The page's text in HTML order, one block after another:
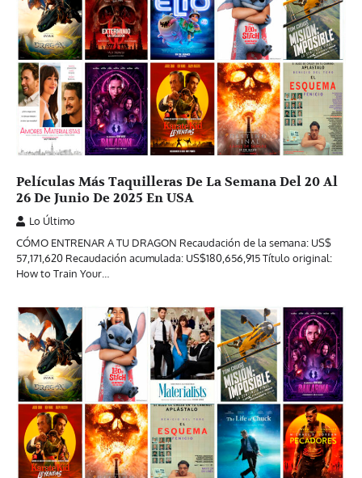
Películas Más Taquilleras De La Semana Del 20 Al
26 De Junio De 2025 En USA
Lo Último
CÓMO ENTRENAR A TU DRAGON Recaudación de la semana: US$
57,171,620 Recaudación acumulada: US$180,656,915 Título original:
How to Train Your…